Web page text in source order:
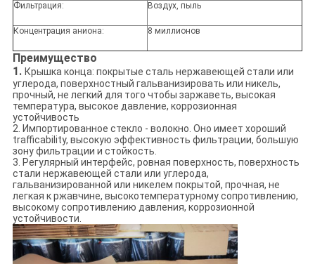
Фильтрация: Воздух, пыль
Концентрация аниона: 8 миллионов
Преимущество
1. Крышка конца: покрытые сталь нержавеющей стали или
углерода, поверхностный гальванизировать или никель,
прочный, не легкий для того чтобы заржаветь, высокая
температура, высокое давление, коррозионная
устойчивость
2. Импортированное стекло - волокно. Оно имеет хороший
trafficability, высокую эффективность фильтрации, большую
зону фильтрации и стойкость.
3. Регулярный интерфейс, ровная поверхность, поверхность
стали нержавеющей стали или углерода,
гальванизированной или никелем покрытой, прочная, не
легкая к ржавчине, высокотемпературному сопротивлению,
высокому сопротивлению давления, коррозионной
устойчивости.